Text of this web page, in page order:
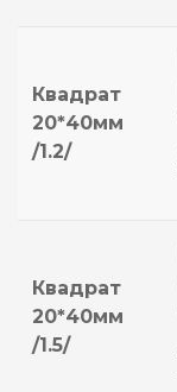
Квадрат
20*40мм
/1.2/
Квадрат
20*40мм
/1.5/